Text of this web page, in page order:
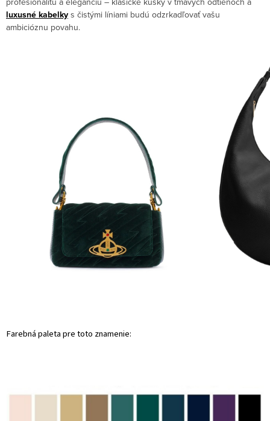
luxusné kabelky s čistými líniami budú odzrkadľovať vašu
ambicióznu povahu.
Farebná paleta pre toto znamenie: